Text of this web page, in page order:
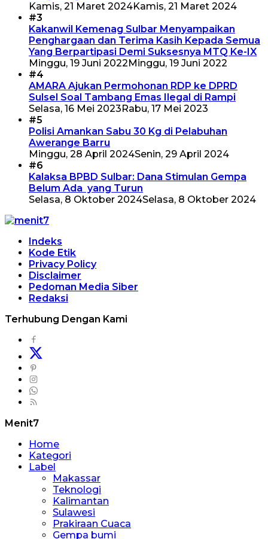
Kamis, 21 Maret 2024Kamis, 21 Maret 2024
#3
Kakanwil Kemenag Sulbar Menyampaikan
Penghargaan dan Terima Kasih Kepada Semua
Yang Berpartipasi Demi Suksesnya MTQ Ke-IX
Minggu, 19 Juni 2022 Minggu, 19 Juni 2022
#4
AMARA Ajukan Permohonan RDP ke DPRD
Sulsel Soal Tambang Emas Ilegal di Rampi
Selasa, 16 Mei 2023 Rabu, 17 Mei 2023
#5
Polisi Amankan Sabu 30 Kg di Pelabuhan
Awerange Barru
Minggu, 28 April 2024Senin, 29 April 2024
#6
Kalaksa BPBD Sulbar: Dana Stimulan Gempa
Belum Ada yang Turun
Selasa, 8 Oktober 2024Selasa, 8 Oktober 2024
Indeks
Kode Etik
Privacy Policy
Disclaimer
Pedoman Media Siber
Redaksi
Terhubung Dengan Kami
Menit7
Home
Kategori
Label
Makassar
Teknologi
Kalimantan
Sulawesi
Prakiraan Cuaca
Gempa bumi